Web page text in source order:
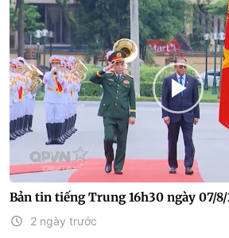
Bản tin tiếng Trung 16h30 ngày 07/
2 ngày trước